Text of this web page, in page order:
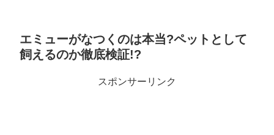
エミューがなつくのは本当?ペットとして
飼えるのか徹底検証!?
スポンサーリンク